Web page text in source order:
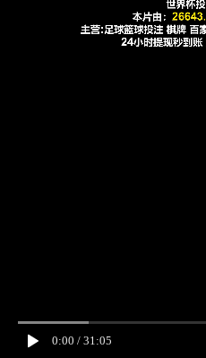
0:00 / 31:05